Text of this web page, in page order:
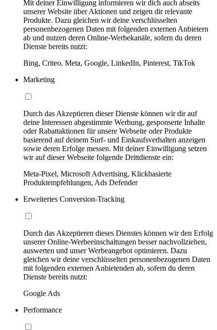
Mit deiner Einwilligung informieren wir dich auch abseits
unserer Website über Aktionen und zeigen dir relevante
Produkte. Dazu gleichen wir deine verschlüsselten
personenbezogenen Daten mit folgenden externen Anbietern
ab und nutzen deren Online-Werbekanäle, sofern du deren
Dienste bereits nutzt:
Bing, Criteo, Meta, Google, LinkedIn, Pinterest, TikTok
Marketing
Durch das Akzeptieren dieser Dienste können wir dir auf
deine Interessen abgestimmte Werbung, gesponserte Inhalte
oder Rabattaktionen für unsere Webseite oder Produkte
basierend auf deinem Surf- und Einkaufsverhalten anzeigen
sowie deren Erfolge messen. Mit deiner Einwilligung setzen
wir auf dieser Webseite folgende Drittdienste ein:
Meta-Pixel, Microsoft Advertising, Klickbasierte
Produktempfehlungen, Ads Defender
Erweitertes Conversion-Tracking
Durch das Akzeptieren dieses Dienstes können wir den Erfolg
unserer Online-Werbeeinschaltungen besser nachvollziehen,
auswerten und unser Werbeangebot optimieren. Dazu
gleichen wir deine verschlüsselten personenbezogenen Daten
mit folgenden externen Anbietenden ab, sofern du deren
Dienste bereits nutzt:
Google Ads
Performance